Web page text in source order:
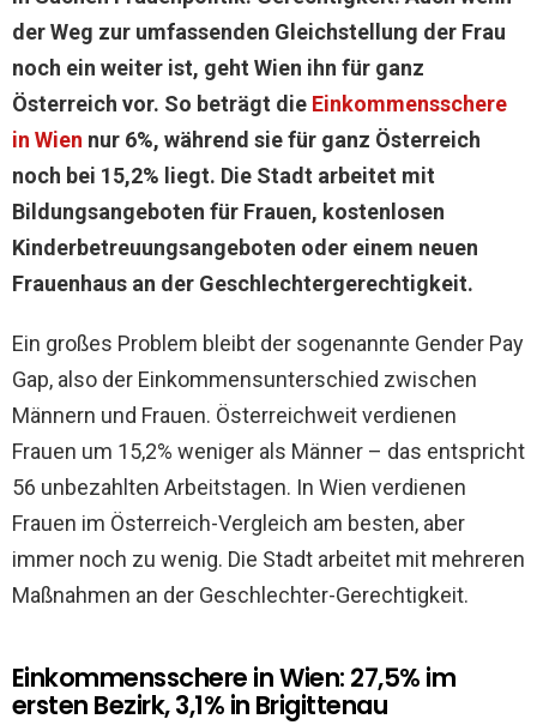
der Weg zur umfassenden Gleichstellung der Frau
noch ein weiter ist, geht Wien ihn für ganz
Österreich vor. So beträgt die Einkommensschere
in Wien nur 6%, während sie für ganz Österreich
noch bei 15,2% liegt. Die Stadt arbeitet mit
Bildungsangeboten für Frauen, kostenlosen
Kinderbetreuungsangeboten oder einem neuen
Frauenhaus an der Geschlechtergerechtigkeit.
Ein großes Problem bleibt der sogenannte Gender Pay
Gap, also der Einkommensunterschied zwischen
Männern und Frauen. Österreichweit verdienen
Frauen um 15,2% weniger als Männer – das entspricht
56 unbezahlten Arbeitstagen. In Wien verdienen
Frauen im Österreich-Vergleich am besten, aber
immer noch zu wenig. Die Stadt arbeitet mit mehreren
Maßnahmen an der Geschlechter-Gerechtigkeit.
Einkommensschere in Wien: 27,5% im
ersten Bezirk, 3,1% in Brigittenau